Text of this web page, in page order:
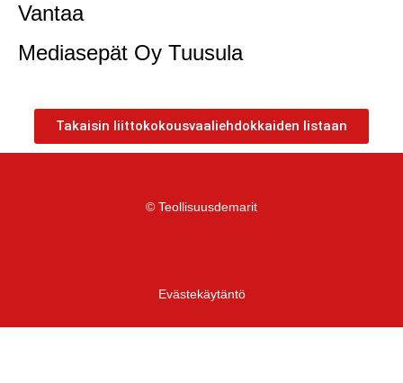
Vantaa
Mediasepät Oy Tuusula
Takaisin liittokokousvaaliehdokkaiden listaan
© Teollisuusdemarit
Evästekäytäntö